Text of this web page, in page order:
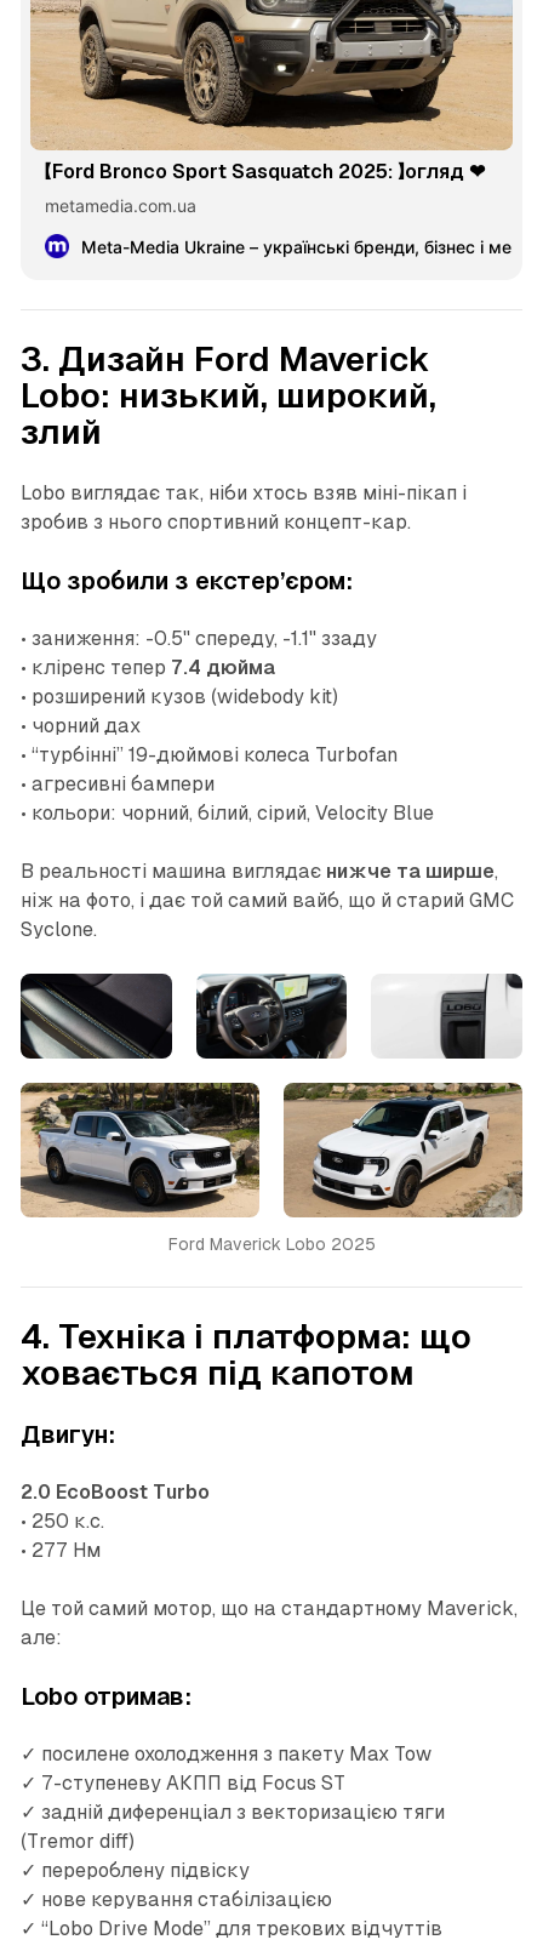
【Ford Bronco Sport Sasquatch 2025: 】огляд ❤︎
metamedia.com.ua
Meta-Media Ukraine – українські бренди, бізнес і
3. Дизайн Ford Maverick
Lobo: низький, широкий,
злий
Lobo виглядає так, ніби хтось взяв міні-пікап і
зробив з нього спортивний концепт-кар.
Що зробили з екстер’єром:
• заниження: -0.5'' спереду, -1.1'' ззаду
• кліренс тепер 7.4 дюйма
• розширений кузов (widebody kit)
• чорний дах
• “турбінні” 19-дюймові колеса Turbofan
• агресивні бампери
• кольори: чорний, білий, сірий, Velocity Blue
В реальності машина виглядає нижче та ширше,
ніж на фото, і дає той самий вайб, що й старий GMC
Syclone.
Ford Maverick Lobo 2025
4. Техніка і платформа: що
ховається під капотом
Двигун:
2.0 EcoBoost Turbo
• 250 к.с.
• 277 Нм
Це той самий мотор, що на стандартному Maverick,
але:
Lobo отримав:
✓ посилене охолодження з пакету Max Tow
✓ 7-ступеневу АКПП від Focus ST
✓ задній диференціал з векторизацією тяги
(Tremor diff)
✓ перероблену підвіску
✓ нове керування стабілізацією
✓ “Lobo Drive Mode” для трекових відчуттів